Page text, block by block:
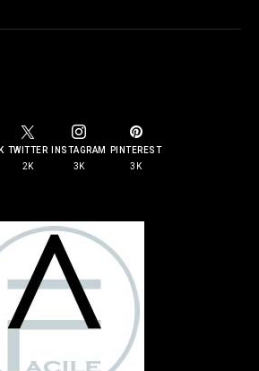
TWITTER
2K
INSTAGRAM
3K
PINTEREST
3K